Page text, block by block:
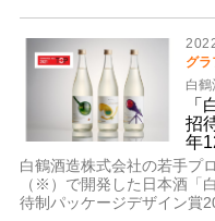
グラ
白鶴
「
招
年
白鶴酒造株式会社の若手プ
（※）で開発した日本酒「
待制パッケージデザイン賞